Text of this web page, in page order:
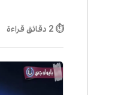
⏱ 2 دقائق قراءة